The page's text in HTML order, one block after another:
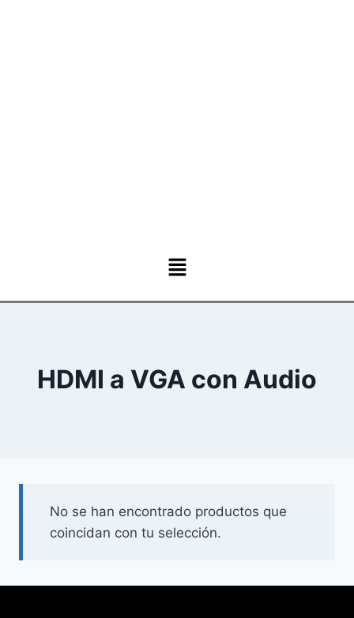
HDMI a VGA con Audio
No se han encontrado productos que
coincidan con tu selección.